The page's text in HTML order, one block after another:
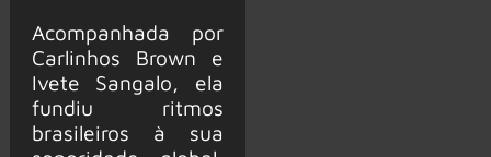
Acompanhada por
Carlinhos Brown e
Ivete Sangalo, ela
fundiu ritmos
brasileiros à sua